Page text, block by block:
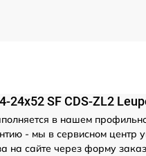
24x52 SF CDS-ZL2
в нашем
- мы в сервисном центр
на сайте через форму